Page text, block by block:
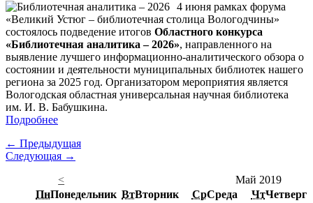
4 июня рамках форума
«Великий Устюг – библиотечная столица Вологодчины»
состоялось подведение итогов Областного конкурса
«Библиотечная аналитика – 2026», направленного на
выявление лучшего информационно-аналитического обзора о
состоянии и деятельности муниципальных библиотек нашего
региона за 2025 год. Организатором мероприятия является
Вологодская областная универсальная научная библиотека
им. И. В. Бабушкина.
Подробнее
← Предыдущая
Следующая →
<
Май 2019
ПнПонедельник ВтВторник СрСреда ЧтЧетверг